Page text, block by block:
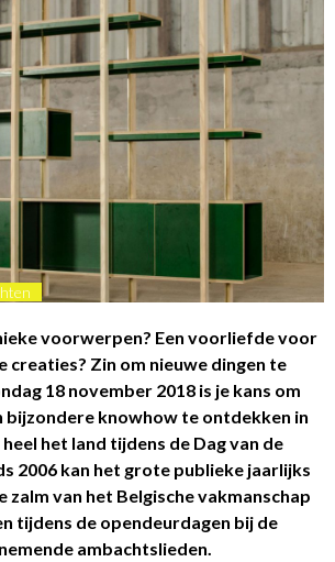
voorwerpen? Een voorliefde voor
creaties? Zin om nieuwe dingen te
18 november 2018 is je kans om
bijzondere knowhow te ontdekken in
het land tijdens de Dag van de
2006 kan het grote publieke jaarlijks
zalm van het Belgische vakmanschap
tijdens de opendeurdagen bij de
ambachtslieden.